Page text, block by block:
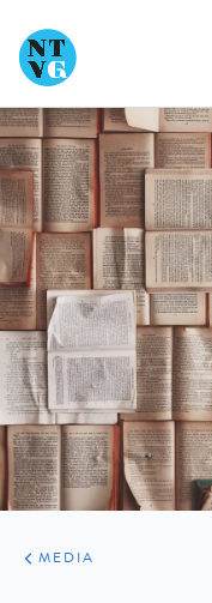
ARTIKELEN
VARIA
MEDIA